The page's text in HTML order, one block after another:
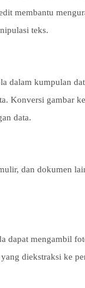
membantu
teks.
dalam kumpulan
Konversi gambar
data.
dan dokumen
dapat mengambil
diekstraksi ke